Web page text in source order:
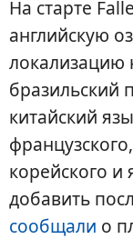
На старте
английскую
локализацию
бразильский
китайский
корейского
добавить
сообщали о